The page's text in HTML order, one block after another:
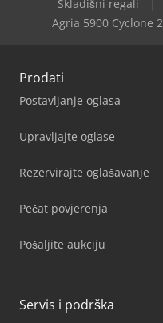
Skladišni regali
Agria 5900 Cyclone
Prodati
Postavljanje oglasa
Upravljajte oglase
Rezervirajte oglašavanje
Pečat povjerenja
Pošaljite aukciju
Servis i podrška